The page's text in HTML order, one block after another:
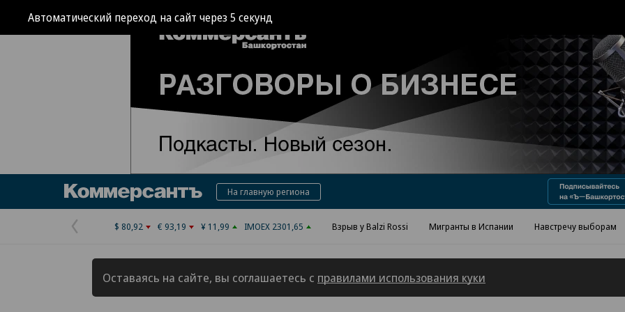
Автоматический переход на сайт через4 секунд
Реклама в «Ъ» www.kommersant.ru/ad
КоммерсантъНа главную региона
Предыдущая
страница
$ 80,92 € 93,19 ¥ 11,99 IMOEX 2301,65 Взрыв у Balzi Rossi Мигранты в Испании Навстречу выборам
Оставаясь на сайте, вы соглашаетесь с правилами использования куки